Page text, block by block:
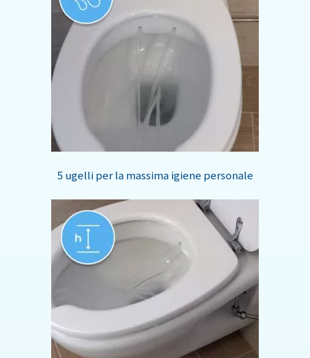
5 ugelli per la massima igiene personale